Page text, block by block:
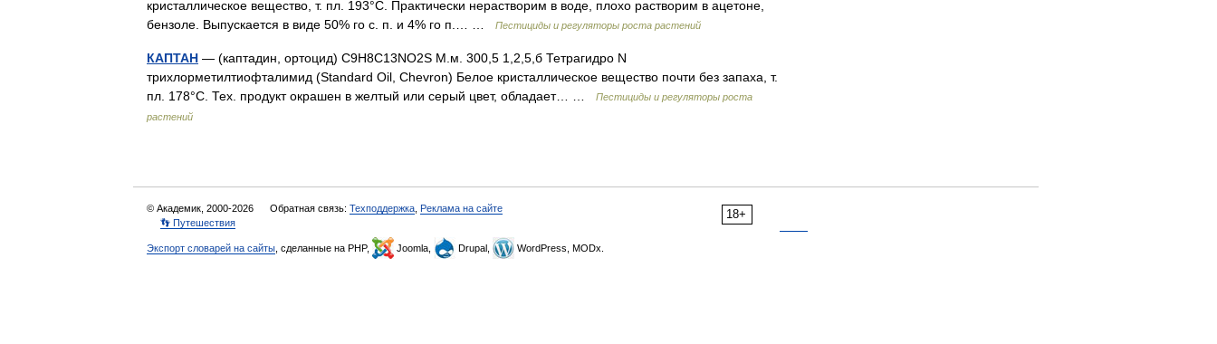
кристаллическое вещество, т. пл. 193°С. Практически нерастворим в воде, плохо растворим в ацетоне,
бензоле. Выпускается в виде 50% го с. п. и 4% го п.… …
Пестициды и регуляторы роста растений
КАПТАН — (каптадин, ортоцид) C9H8C13NO2S М.м. 300,5 1,2,5,б Тетрагидро N
трихлорметилтиофталимид (Standard Oil, Chevron) Белое кристаллическое вещество почти без запаха, т.
пл. 178°С. Тех. продукт окрашен в желтый или серый цвет, обладает… …
Пестициды и регуляторы роста
растений
18+
© Академик, 2000-2026 Обратная связь: Техподдержка Реклама на сайте
👣 Путешествия
Экспорт словарей на сайты , сделанные на PHP, Joomla, Drupal, WordPress, MODx.